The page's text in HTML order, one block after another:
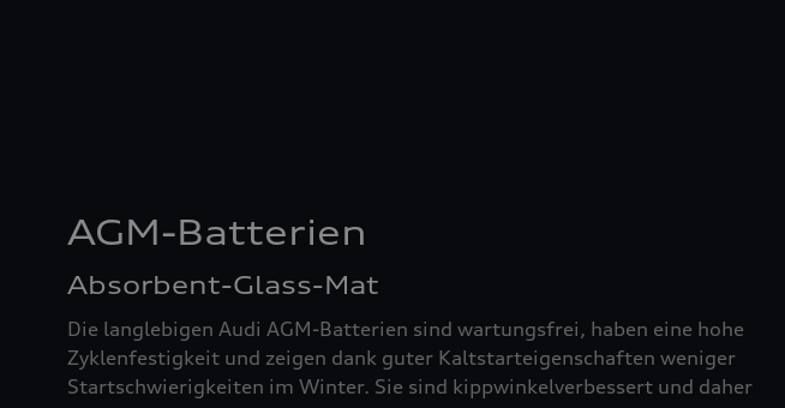
AGM-Batterien
Absorbent-Glass-Mat
Die langlebigen Audi AGM-Batterien sind wartungsfrei, haben eine hohe
Zyklenfestigkeit und zeigen dank guter Kaltstarteigenschaften weniger
Startschwierigkeiten im Winter. Sie sind kippwinkelverbessert und daher